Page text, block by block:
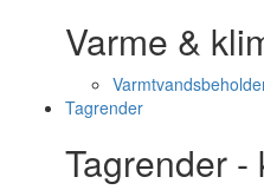
Varme &
Tagrender
Tagrender -